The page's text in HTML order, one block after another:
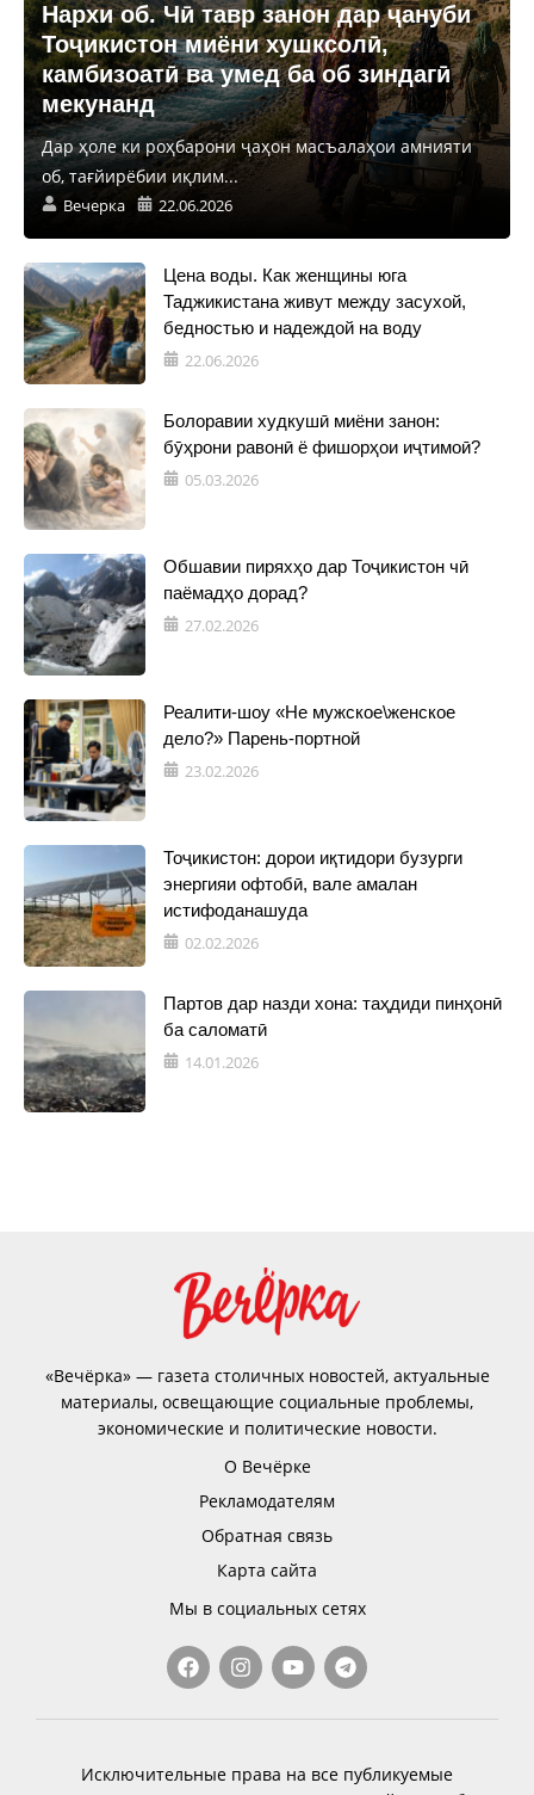
Нархи об. Чӣ тавр занон дар ҷануби
Тоҷикистон миёни хушксолӣ,
камбизоатӣ ва умед ба об зиндагӣ
мекунанд
Дар ҳоле ки роҳбарони ҷаҳон масъалаҳои амнияти
об, тағйирёбии иқлим...
Вечерка 22.06.2026
Цена воды. Как женщины юга
Таджикистана живут между засухой,
бедностью и надеждой на воду
22.06.2026
Болоравии худкушӣ миёни занон:
бӯҳрони равонӣ ё фишорҳои иҷтимоӣ?
05.03.2026
Обшавии пиряхҳо дар Тоҷикистон чӣ
паёмадҳо дорад?
27.02.2026
Реалити-шоу «Не мужское\женское
дело?» Парень-портной
23.02.2026
Тоҷикистон: дорои иқтидори бузурги
энергияи офтобӣ, вале амалан
истифоданашуда
02.02.2026
Партов дар назди хона: таҳдиди пинҳонӣ
ба саломатӣ
14.01.2026
«Вечёрка» — газета столичных новостей, актуальные
материалы, освещающие социальные проблемы,
экономические и политические новости.
О Вечёрке
Рекламодателям
Обратная связь
Карта сайта
Мы в социальных сетях
Исключительные права на все публикуемые